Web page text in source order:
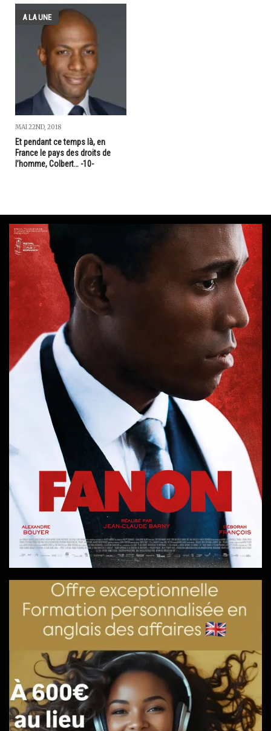
A LA UNE
MAI 22ND, 2018
Et pendant ce temps là, en
France le pays des droits de
l’homme, Colbert… -10-